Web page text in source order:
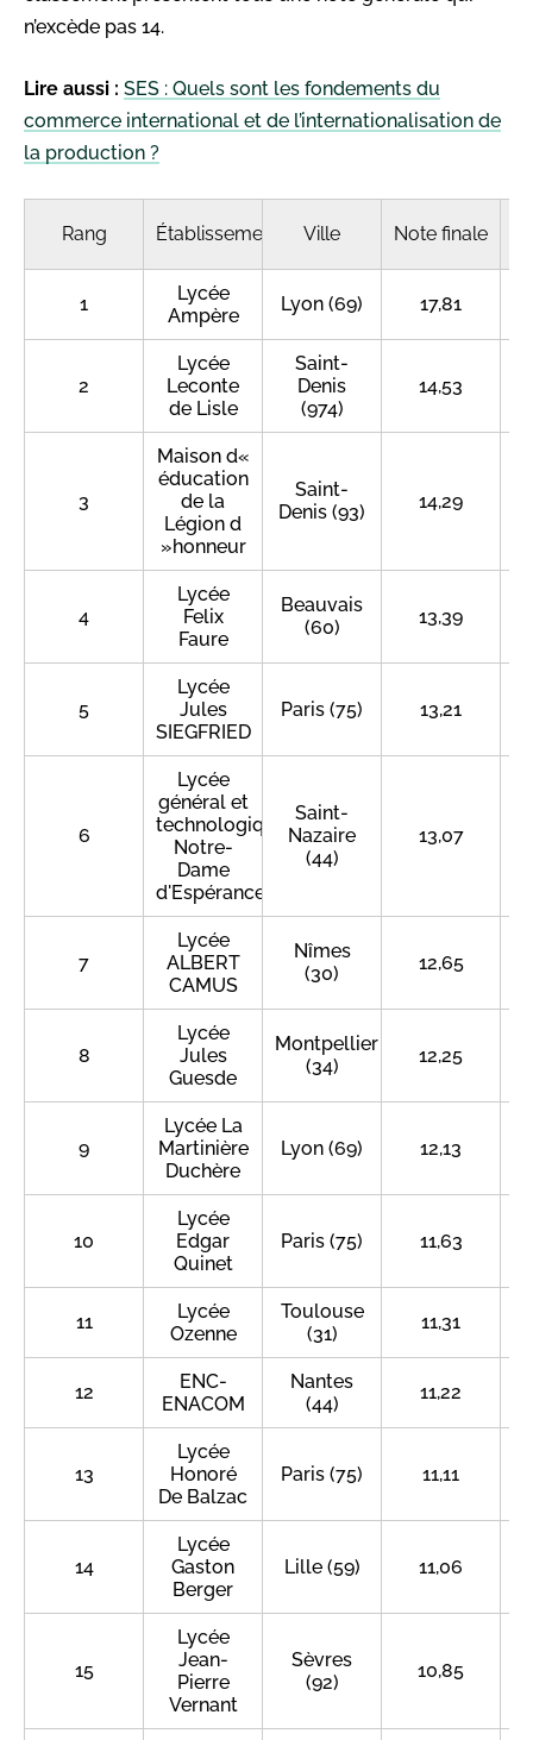
n’excède pas 14.
Lire aussi : SES : Quels sont les fondements du
commerce international et de l’internationalisation de
la production ?
Rang Établissement Ville Note finale
1
Lycée
Ampère
Lyon (69) 17,81
2
Lycée
Leconte
de Lisle
Saint-
Denis
(974)
14,53
3
Maison d«
éducation
de la
Légion d
»honneur
Saint-
Denis (93)
14,29
4
Lycée
Felix
Faure
Beauvais
(60)
13,39
5
Lycée
Jules
SIEGFRIED
Paris (75) 13,21
6
Lycée
général et
technologique
Notre-
Dame
d'Espérance
Saint-
Nazaire
(44)
13,07
7
Lycée
ALBERT
CAMUS
Nîmes
(30)
12,65
8
Lycée
Jules
Guesde
Montpellier
(34)
12,25
9
Lycée La
Martinière
Duchère
Lyon (69) 12,13
10
Lycée
Edgar
Quinet
Paris (75) 11,63
11
Lycée
Ozenne
Toulouse
(31)
11,31
12
ENC-
ENACOM
Nantes
(44)
11,22
13
Lycée
Honoré
De Balzac
Paris (75) 11,11
14
Lycée
Gaston
Berger
Lille (59) 11,06
15
Lycée
Jean-
Pierre
Vernant
Sèvres
(92)
10,85